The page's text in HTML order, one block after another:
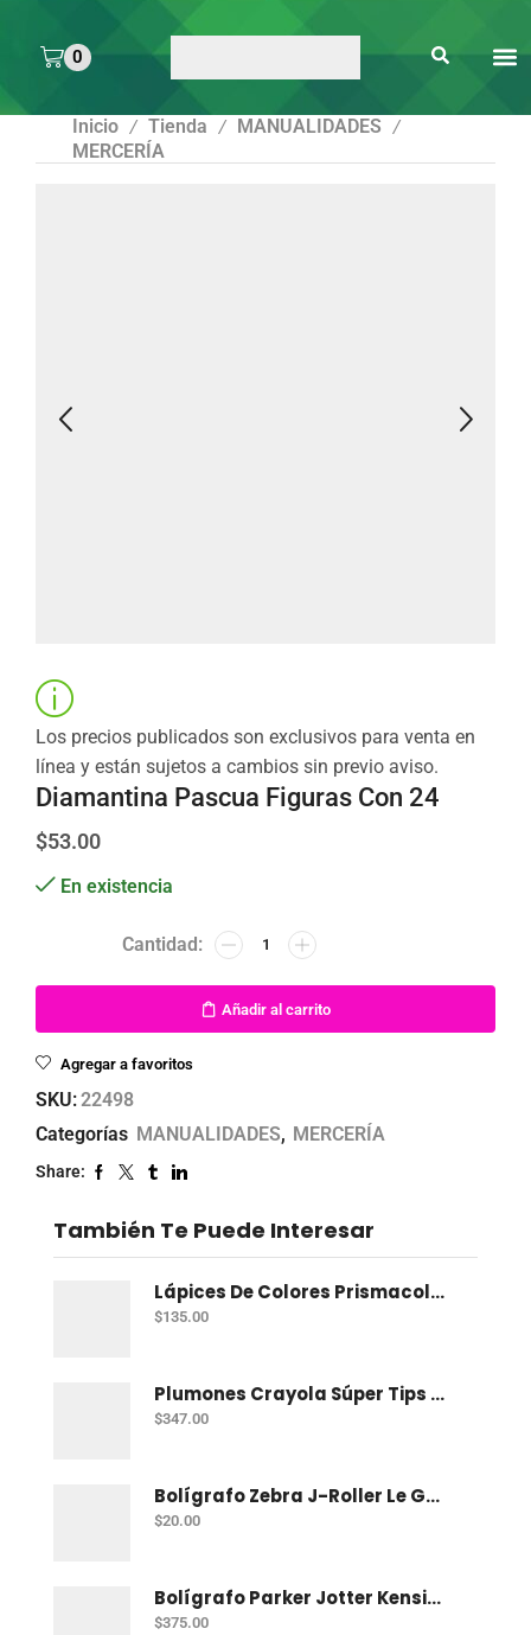
0
Inicio / Tienda / MANUALIDADES /
MERCERÍA
Los precios publicados son exclusivos para venta en
línea y están sujetos a cambios sin previo aviso.
Diamantina Pascua Figuras Con 24
$53.00
En existencia
Añadir al carrito
Agregar a favoritos
SKU:22498
Categorías MANUALIDADES, MERCERÍA
Share:
También Te Puede Interesar
Lápices De Colores Prismacolor Junior Con 12 Dual
$135.00
Plumones Crayola Súper Tips Con 50
$347.00
Bolígrafo Zebra J-Roller Le Gel 0.7 Mm Azul
$20.00
Bolígrafo Parker Jotter Kensington Ct Bp
$375.00